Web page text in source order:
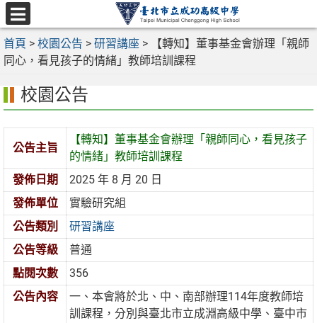
跳
至
主
要
區
選
單
首頁 > 校園公告 > 研習講座 >
【轉知】董事基金會辦理「親師
同心，看見孩子的情緒」教師培訓課程
校園公告
公告主旨
【轉知】董事基金會辦理「親師同心，看見孩子
的情緒」教師培訓課程
發佈日期
2025 年 8 月 20 日
發佈單位
實驗研究組
公告類別
研習講座
公告等級
普通
點閱次數
356
公告內容
一、本會將於北、中、南部辦理114年度教師培
訓課程，分別與臺北市立成淵高級中學、臺中市